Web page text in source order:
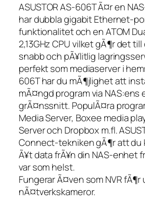
ASUSTOR AS-606T Ã¤r en
har dubbla gigabit Ethernet-
funktionalitet och en ATOM
2,13GHz CPU vilket gÃ¶r det
snabb och pÃ¥litlig
perfekt som mediaserver i
606T har du mÃ¶jlighet att
mÃ¤ngd program via NAS:ens
grÃ¤nssnitt. PopulÃ¤ra
Media Server, Boxee media
Server och Dropbox m.fl.
Connect-tekniken gÃ¶r att du
Ã¥t data frÃ¥n din NAS-enhet
var som helst.
Fungerar Ã¤ven som NVR fÃ¶r
nÃ¤tverkskameror.